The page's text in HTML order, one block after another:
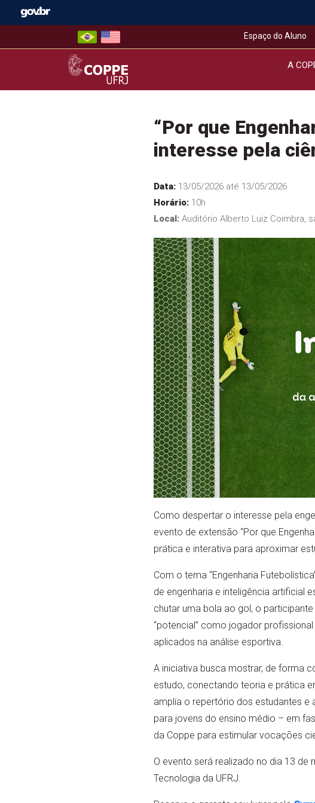
Espaço do Aluno
COPPE – UFRJ
A
“Por que
interesse pela
Data:13/05/2026 até 13/05/2026
Horário:10h
Local:Auditório Alberto Luiz Coimbra,
Como despertar o interesse pela
evento de extensão “Por que
prática e interativa para aproximar
Com o tema “Engenharia
de engenharia e inteligência artificial
chutar uma bola ao gol, o
“potencial” como jogador
aplicados na análise esportiva.
A iniciativa busca mostrar, de forma
estudo, conectando teoria e prática
amplia o repertório dos estudantes
para jovens do ensino médio – em
da Coppe para estimular vocações
O evento será realizado no dia 13 de
Tecnologia da UFRJ.